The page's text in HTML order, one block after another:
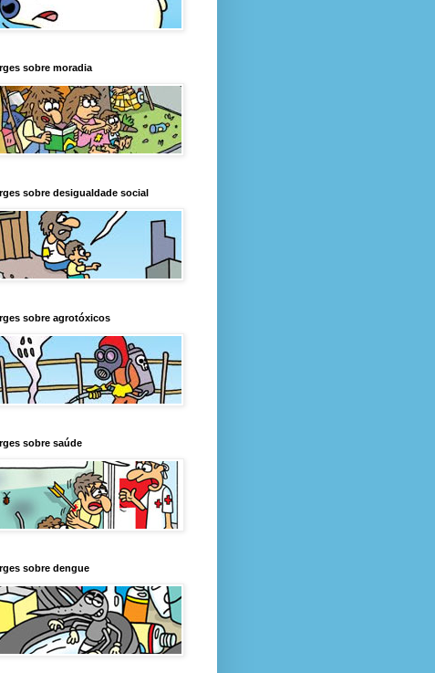
sobre moradia
sobre desigualdade social
sobre agrotóxicos
sobre saúde
sobre dengue